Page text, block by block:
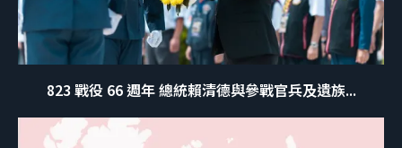
823 戰役 66 週年 總統賴清德與參戰官兵及遺族...